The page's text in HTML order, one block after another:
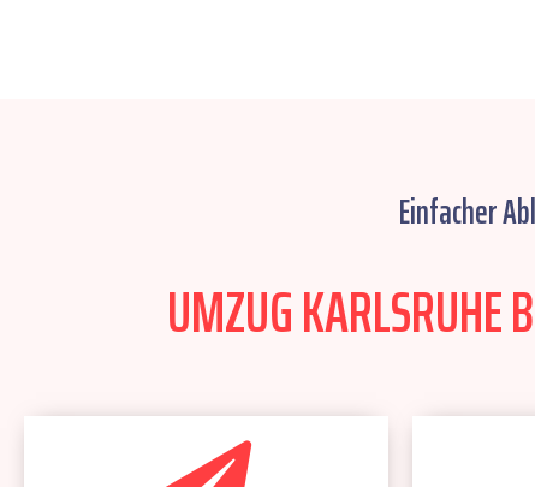
Einfacher
UMZUG KARLSRUHE